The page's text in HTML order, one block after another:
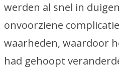
werden al snel in
onvoorziene
waarheden, waardoor
had gehoopt